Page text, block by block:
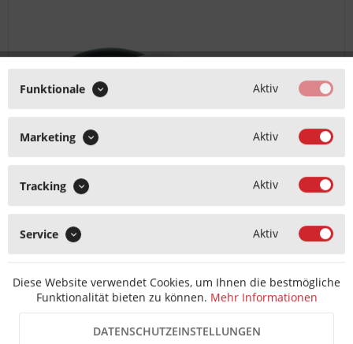
60 mm schwarz
Funktionale Aktiv
Marketing Aktiv
Tracking Aktiv
Service Aktiv
Diese Website verwendet Cookies, um Ihnen die bestmögliche
Funktionalität bieten zu können. Mehr Informationen
DATENSCHUTZEINSTELLUNGEN